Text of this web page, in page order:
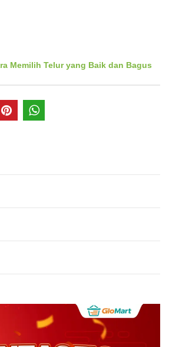
Memilih Telur yang Baik dan Bagus